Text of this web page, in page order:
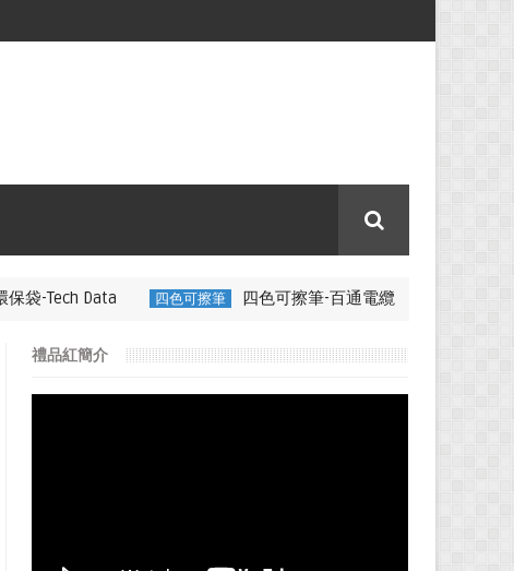
四色可擦筆 四色可擦筆-百通電纜 350ML 折疊矽膠咖啡杯特色禮
禮品紅簡介